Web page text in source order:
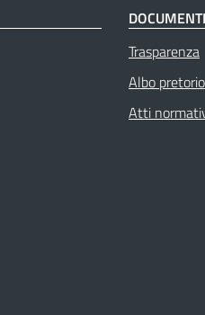
Trasparenza
Albo
Atti